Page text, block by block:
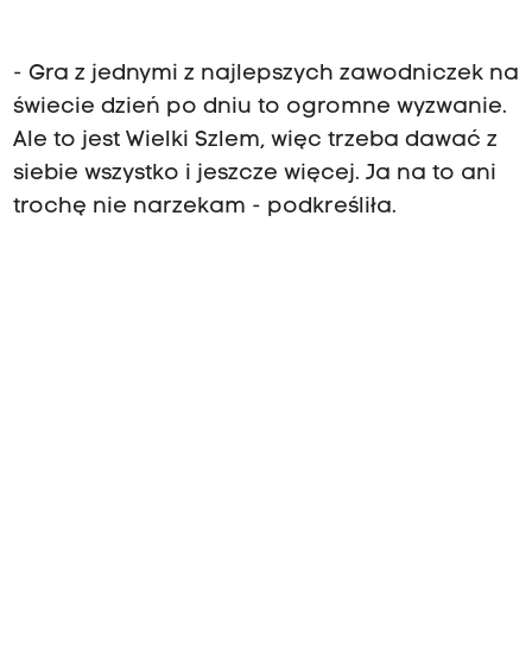
- Gra z jednymi z najlepszych zawodniczek na
świecie dzień po dniu to ogromne wyzwanie.
Ale to jest Wielki Szlem, więc trzeba dawać z
siebie wszystko i jeszcze więcej. Ja na to ani
trochę nie narzekam - podkreśliła.